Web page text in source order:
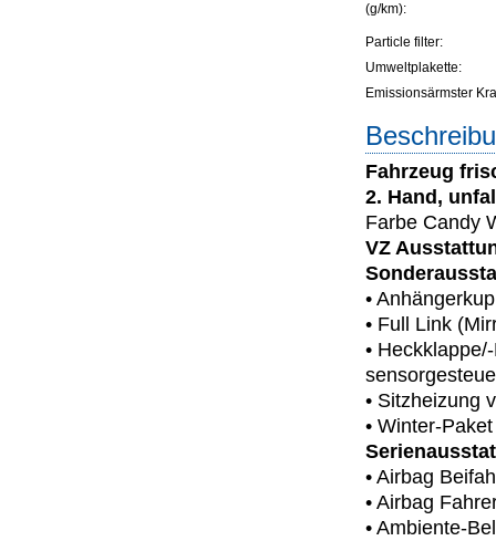
(g/km):
Particle filter:
Umweltplakette:
Emissionsärmster
Fahrzeug
2. Hand,
Farbe Candy
VZ
•
• Full Link
•
• Sitzheizung
• Winter-Paket
• Airbag
• Airbag
• Ambiente-